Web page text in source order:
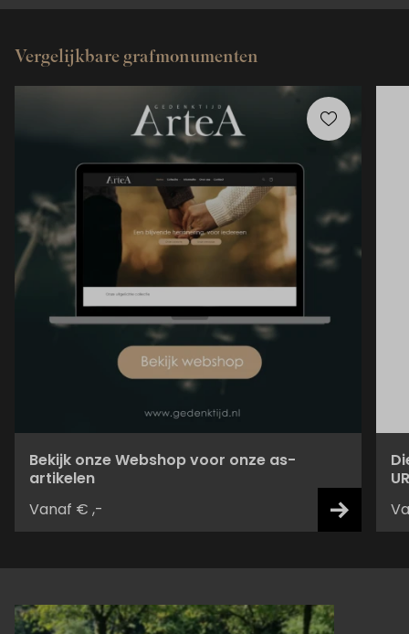
Vergelijkbare grafmonumenten
Bekijk onze Webshop voor onze as-
artikelen
Vanaf € ,-